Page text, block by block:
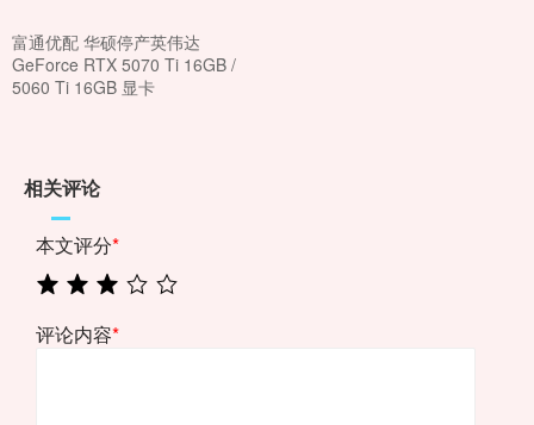
富通优配 华硕停产英伟达
GeForce RTX 5070 Ti 16GB /
5060 Ti 16GB 显卡
相关评论
本文评分*
评论内容*